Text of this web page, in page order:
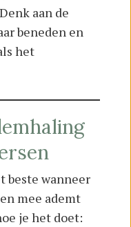
aan de
beneden en
het
beste wanneer
mee ademt
je het doet: